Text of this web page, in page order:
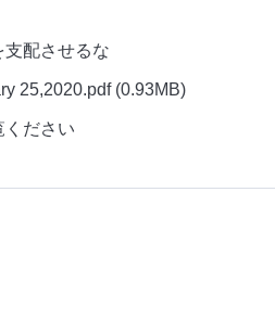
配させるな
25,2020.pdf (0.93MB)
ください